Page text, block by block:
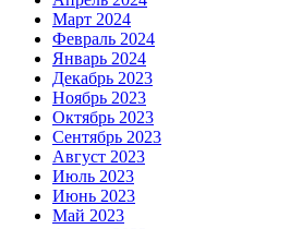
Март 2024
Февраль 2024
Январь 2024
Декабрь 2023
Ноябрь 2023
Октябрь 2023
Сентябрь 2023
Август 2023
Июль 2023
Июнь 2023
Май 2023